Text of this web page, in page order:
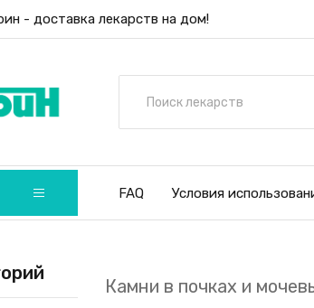
- доставка лекарств на дом!
FAQ Условия
Камни в почках и